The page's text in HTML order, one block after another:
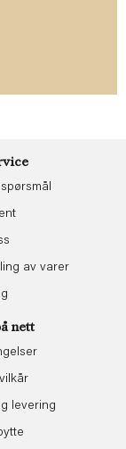
av varer
nett
levering